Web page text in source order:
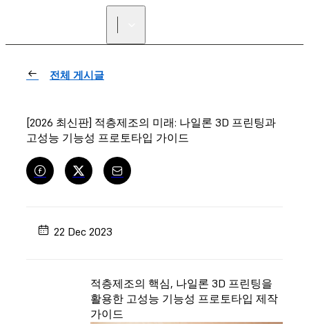
전체 게시글
[2026 최신판] 적층제조의 미래: 나일론 3D 프린팅과
고성능 기능성 프로토타입 가이드
22 Dec 2023
적층제조의 핵심, 나일론 3D 프린팅을
활용한 고성능 기능성 프로토타입 제작
가이드